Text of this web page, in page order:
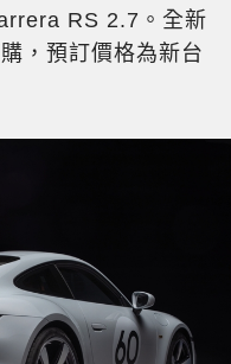
RS 2.7。全新
，預訂價格為新台